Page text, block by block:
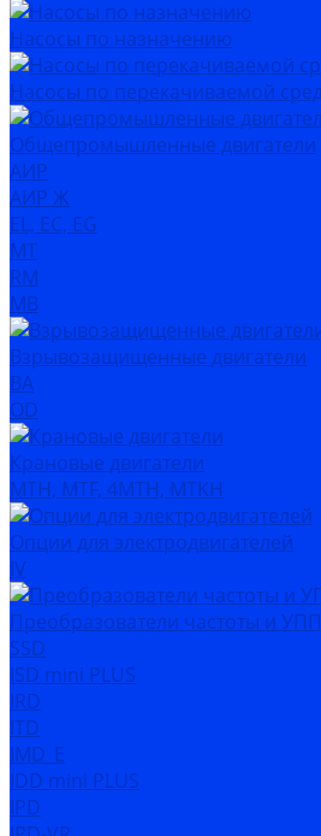
Насосы по назначению
Насосы по перекачиваемой
Общепромышленные двигатели
АИР
АИР Ж
EL, EC, EG
MT
RM
MB
Взрывозащищенные двигатели
ВА
OD
Крановые двигатели
MTH, MTF, 4MTH, MTKH
Опции для электродвигателей
IV
Преобразователи частоты и УПП
SSD
ISD mini PLUS
IRD
ITD
IMD_E
IDD mini PLUS
IPD